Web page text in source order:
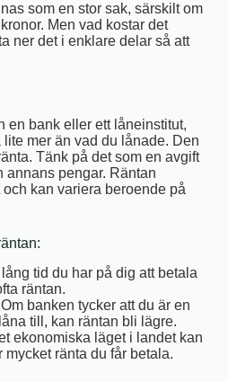
som en stor sak, särskilt om
Men vad kostar det
ner det i enklare delar så att
en bank eller ett låneinstitut,
mer än vad du lånade. Den
Tänk på det som en avgift
annans pengar. Räntan
kan variera beroende på
tid du har på dig att betala
räntan.
banken tycker att du är en
till, kan räntan bli lägre.
ekonomiska läget i landet kan
mycket ränta du får betala.